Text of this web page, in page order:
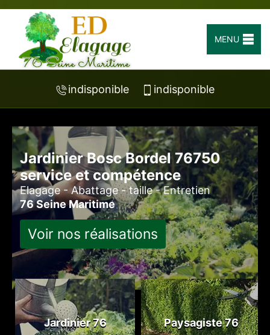
MENU
indisponible indisponible
Jardinier Bosc Bordel 76750
service et compétence
Elagage - Abattage - taille - Entretien
76 Seine Maritime
Voir nos réalisations
Jardinier 76 Paysagiste 76